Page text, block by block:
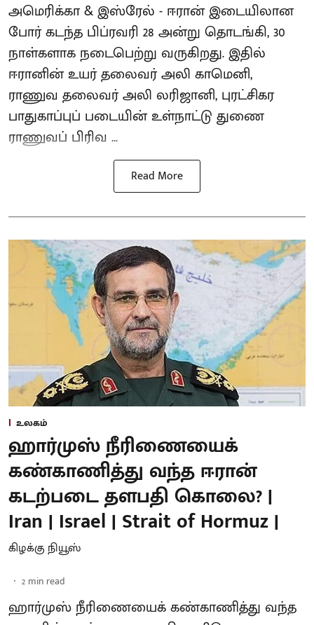
அமெரிக்கா & இஸ்ரேல் - ஈரான் இடையிலான
போர் கடந்த பிப்ரவரி 28 அன்று தொடங்கி, 30
நாள்களாக நடைபெற்று வருகிறது. இதில்
ஈரானின் உயர் தலைவர் அலி காமெனி,
ராணுவ தலைவர் அலி லரிஜானி, புரட்சிகர
பாதுகாப்புப் படையின் உள்நாட்டு துணை
ராணுவப் பிரிவ ...
Read More
உலகம்
ஹார்முஸ் நீரிணையைக்
கண்காணித்து வந்த ஈரான்
கடற்படை தளபதி கொலை? |
Iran | Israel | Strait of Hormuz |
கிழக்கு நியூஸ்
2 min read
ஹார்முஸ் நீரிணையைக் கண்காணித்து வந்த